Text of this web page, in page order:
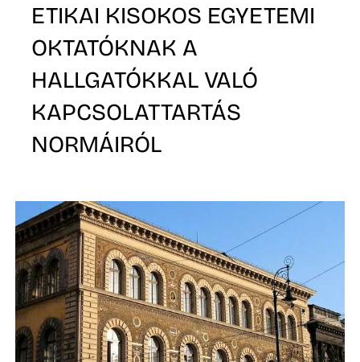
ETIKAI KISOKOS EGYETEMI
OKTATÓKNAK A
HALLGATÓKKAL VALÓ
KAPCSOLATTARTÁS
NORMÁIRÓL